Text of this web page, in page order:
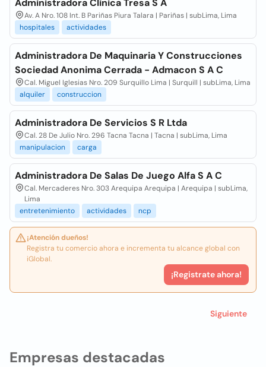
Empresas destacadas
Administradora Clinica Tresa S A
Av. A Nro. 108 Int. B Pariñas Piura Talara | Pariñas | subLima, Lima
hospitales
actividades
Administradora De Maquinaria Y Construcciones
Sociedad Anonima Cerrada - Admacon S A C
Cal. Miguel Iglesias Nro. 209 Surquillo Lima | Surquill | subLima, Lima
alquiler
construccion
Administradora De Servicios S R Ltda
Cal. 28 De Julio Nro. 296 Tacna Tacna | Tacna | subLima, Lima
manipulacion
carga
Administradora De Salas De Juego Alfa S A C
Cal. Mercaderes Nro. 303 Arequipa Arequipa | Arequipa | subLima,
Lima
entretenimiento
actividades ncp
¡Atención dueños!
Registra tu comercio ahora e incrementa tu alcance global con
iGlobal.
¡Registrate ahora!
Siguiente